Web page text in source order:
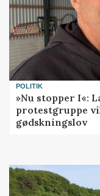
POLITIK
»Nu stopper I«:
protestgruppe
gødskningslov